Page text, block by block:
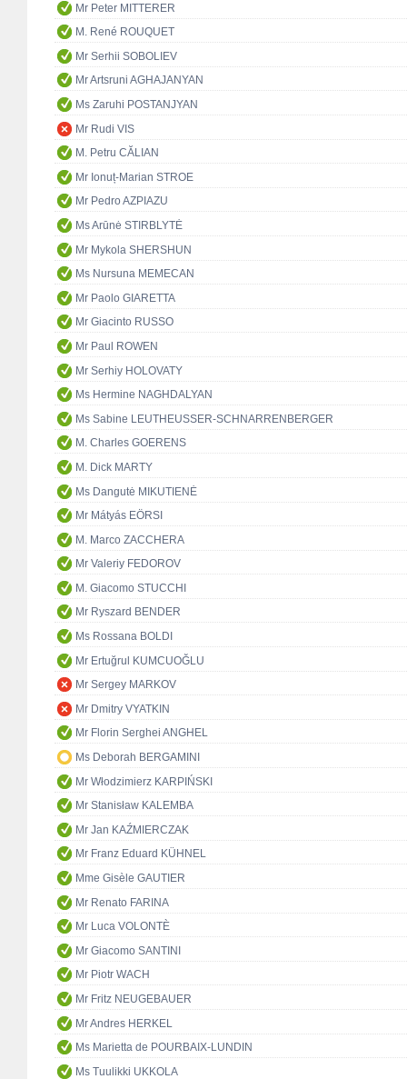
Mr Peter MITTERER
M. René ROUQUET
Mr Serhii SOBOLIEV
Mr Artsruni AGHAJANYAN
Ms Zaruhi POSTANJYAN
Mr Rudi VIS
M. Petru CĂLIAN
Mr Ionuț-Marian STROE
Mr Pedro AZPIAZU
Ms Arūnė STIRBLYTĖ
Mr Mykola SHERSHUN
Ms Nursuna MEMECAN
Mr Paolo GIARETTA
Mr Giacinto RUSSO
Mr Paul ROWEN
Mr Serhiy HOLOVATY
Ms Hermine NAGHDALYAN
Ms Sabine LEUTHEUSSER-SCHNARRENBERGER
M. Charles GOERENS
M. Dick MARTY
Ms Dangutė MIKUTIENĖ
Mr Mátyás EÖRSI
M. Marco ZACCHERA
Mr Valeriy FEDOROV
M. Giacomo STUCCHI
Mr Ryszard BENDER
Ms Rossana BOLDI
Mr Ertuğrul KUMCUOĞLU
Mr Sergey MARKOV
Mr Dmitry VYATKIN
Mr Florin Serghei ANGHEL
Ms Deborah BERGAMINI
Mr Włodzimierz KARPIŃSKI
Mr Stanisław KALEMBA
Mr Jan KAŹMIERCZAK
Mr Franz Eduard KÜHNEL
Mme Gisèle GAUTIER
Mr Renato FARINA
Mr Luca VOLONTÈ
Mr Giacomo SANTINI
Mr Piotr WACH
Mr Fritz NEUGEBAUER
Mr Andres HERKEL
Ms Marietta de POURBAIX-LUNDIN
Ms Tuulikki UKKOLA